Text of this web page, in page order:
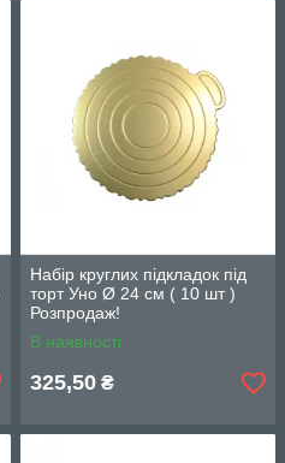
Набір круглих підкладок під
торт Уно Ø 24 см ( 10 шт )
Розпродаж!
В наявності
325,50 ₴